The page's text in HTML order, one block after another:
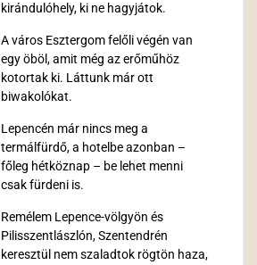
kirándulóhely, ki ne hagyjátok.
A város Esztergom felőli végén van
egy öböl, amit még az erőműhöz
kotortak ki. Láttunk már ott
biwakolókat.
Lepencén már nincs meg a
termálfürdő, a hotelbe azonban –
főleg hétköznap – be lehet menni
csak fürdeni is.
Remélem Lepence-völgyön és
Pilisszentlászlón, Szentendrén
keresztül nem szaladtok rögtön haza,